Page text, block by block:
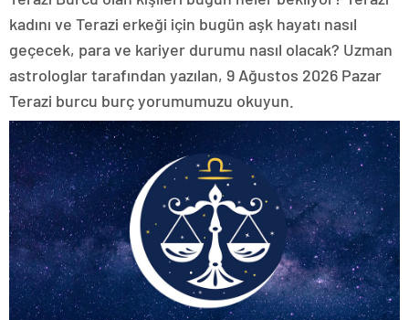
kadını ve Terazi erkeği için bugün aşk hayatı nasıl
geçecek, para ve kariyer durumu nasıl olacak? Uzman
astrologlar tarafından yazılan, 9 Ağustos 2026 Pazar
Terazi burcu burç yorumumuzu okuyun.